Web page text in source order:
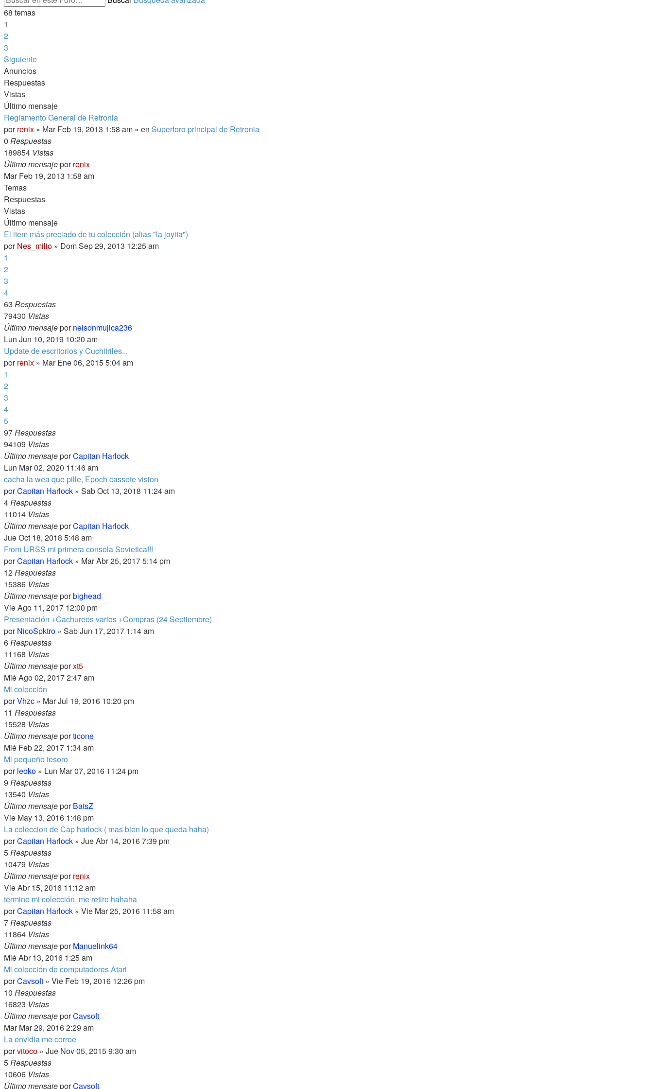
68 temas
1
2
3
Siguiente
Anuncios
Respuestas
Vistas
Último mensaje
Reglamento General de Retronia
porrenix » Mar Feb 19, 2013 1:58 am » en Superforo principal de Retronia
0 Respuestas
189854 Vistas
Último mensajeporrenix
Mar Feb 19, 2013 1:58 am
Temas
Respuestas
Vistas
Último mensaje
El item más preciado de tu colección (alias "la joyita")
porNes_milio » Dom Sep 29, 2013 12:25 am
1
2
3
4
63 Respuestas
79430 Vistas
Último mensajepornelsonmujica236
Lun Jun 10, 2019 10:20 am
Update de escritorios y Cuchitriles...
porrenix » Mar Ene 06, 2015 5:04 am
1
2
3
4
5
97Respuestas
94109 Vistas
Último mensajeporCapitan Harlock
Lun Mar 02, 2020 11:46 am
cacha la wea que pille, Epoch cassete vision
porCapitan Harlock » Sab Oct 13, 2018 11:24 am
4Respuestas
11014 Vistas
Último mensajeporCapitan Harlock
Jue Oct 18, 2018 5:48 am
From URSS mi primera consola Sovietica!!!
porCapitan Harlock » Mar Abr 25, 2017 5:14 pm
12Respuestas
15386 Vistas
Último mensajeporbighead
Vie Ago 11, 2017 12:00 pm
Presentación +Cachureos varios +Compras (24 Septiembre)
porNicoSpktro » Sab Jun 17, 2017 1:14 am
6Respuestas
11168 Vistas
Último mensajeporxt5
Mié Ago 02, 2017 2:47 am
Mi colección
porVhzc » Mar Jul 19, 2016 10:20 pm
11 Respuestas
15528 Vistas
Último mensajeporticone
Mié Feb 22, 2017 1:34 am
Mi pequeño tesoro
porleoko » Lun Mar 07, 2016 11:24 pm
9 Respuestas
13540 Vistas
Último mensajeporBatsZ
Vie May 13, 2016 1:48 pm
La coleccion de Cap harlock ( mas bien lo que queda haha)
porCapitan Harlock » Jue Abr 14, 2016 7:39 pm
5Respuestas
10479 Vistas
Último mensajeporrenix
Vie Abr 15, 2016 11:12 am
termine mi colección, me retiro hahaha
porCapitan Harlock » Vie Mar 25, 2016 11:58 am
7Respuestas
11864 Vistas
Último mensajeporManuelink64
Mié Abr 13, 2016 1:25 am
Mi colección de computadores Atari
porCavsoft » Vie Feb 19, 2016 12:26 pm
10 Respuestas
16823 Vistas
Último mensajeporCavsoft
Mar Mar 29, 2016 2:29 am
La envidia me corroe
porvitoco » Jue Nov 05, 2015 9:30 am
5Respuestas
10606 Vistas
Último mensajeporCavsoft